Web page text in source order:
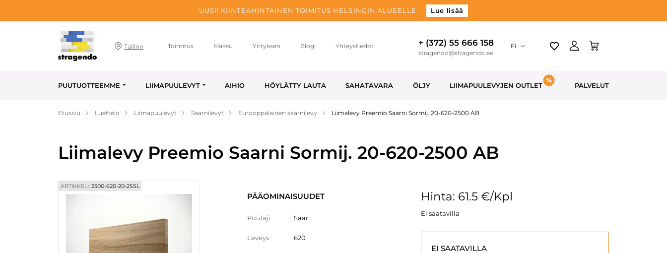
UUSI! KIINTEÄHINTAINEN TOIMITUS HELSINGIN ALUEELLE Lue lisää
Tallinn Toimitus Maksu Yrityksen Blogi Yhteystiedot + (372) 55 666 158
stragendo@stragendo.ee
FI
PUUTUOTTEEMME LIIMAPUULEVYT AIHIO HÖYLÄTTY LAUTA SAHATAVARA ÖLJY LIIMAPUULEVYJEN OUTLET PALVELUT
Etusivu Luettelo Liimapuulevyt Saarnilevyt Eurooppalainen saarnilevy Liimalevy Preemio Saarni Sormij. 20-620-2500 AB
Liimalevy Preemio Saarni Sormij. 20-620-2500 AB
ARTIKKELI: 2500-620-20-2SSL
PÄÄOMINAISUUDET
Puulaji Saar
Leveys 620
Hinta: 61.5 €/Kpl
Ei saatavilla
EI SAATAVILLA